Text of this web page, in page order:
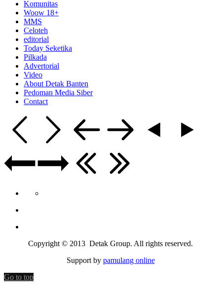
Komunitas
Woow 18+
MMS
Celoteh
editorial
Today Seketika
Pilkada
Advertorial
Video
About Detak Banten
Pedoman Media Siber
Contact
Copyright © 2013 Detak Group. All rights reserved.
Support by pamulang online
Go to top